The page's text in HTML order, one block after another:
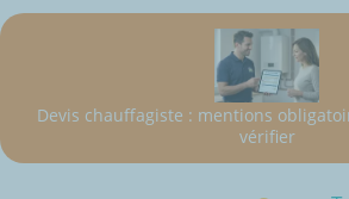
Devis chauffagiste : mentions
vérifier